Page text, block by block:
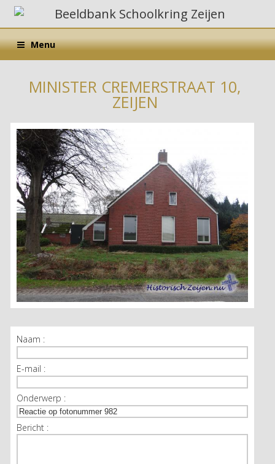
Menu
MINISTER CREMERSTRAAT 10,
ZEIJEN
Naam :
E-mail :
Onderwerp :
Bericht :